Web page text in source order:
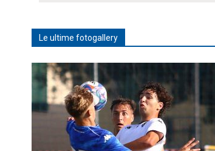
Le ultime fotogallery